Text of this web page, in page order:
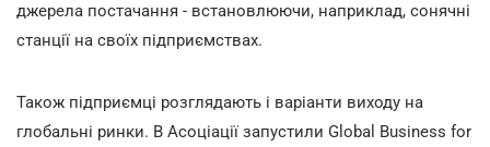
джерела постачання - встановлюючи, наприклад, сонячні
станції на своїх підприємствах.
Також підприємці розглядають і варіанти виходу на
глобальні ринки. В Асоціації запустили Global Business for